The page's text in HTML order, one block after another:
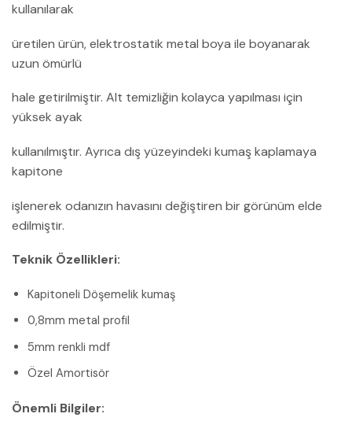
kullanılarak
üretilen ürün, elektrostatik metal boya ile boyanarak
uzun ömürlü
hale getirilmiştir. Alt temizliğin kolayca yapılması için
yüksek ayak
kullanılmıştır. Ayrıca dış yüzeyindeki kumaş kaplamaya
kapitone
işlenerek odanızın havasını değiştiren bir görünüm elde
edilmiştir.
Teknik Özellikleri:
Kapitoneli Döşemelik kumaş
0,8mm metal profil
5mm renkli mdf
Özel Amortisör
Önemli Bilgiler: